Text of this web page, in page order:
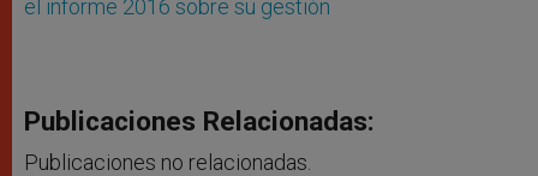
el informe 2016 sobre su gestión
Publicaciones Relacionadas:
Publicaciones no relacionadas.